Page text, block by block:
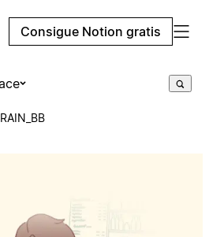
Consigue Notion gratis